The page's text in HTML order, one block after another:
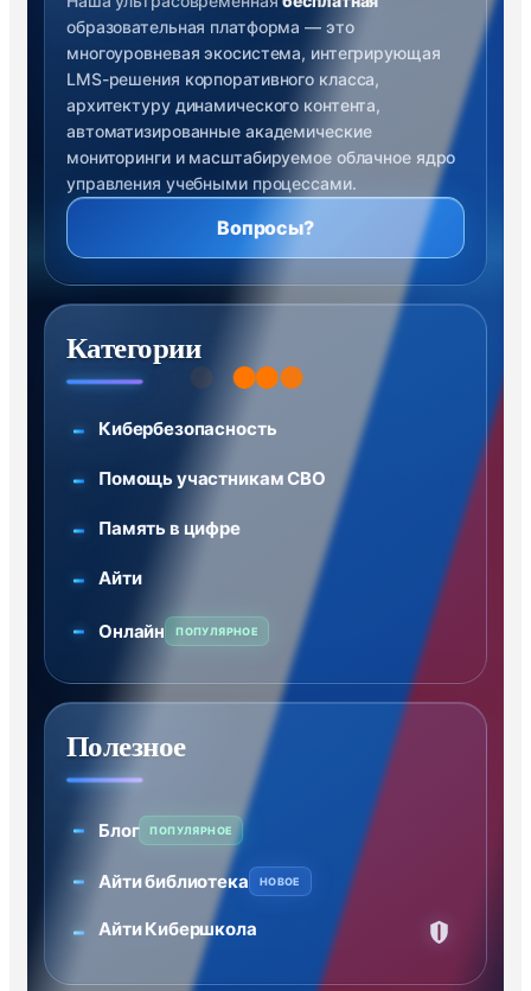
образовательная платформа — это
многоуровневая экосистема, интегрирующая
LMS-решения корпоративного класса,
архитектуру динамического контента,
автоматизированные академические
мониторинги и масштабируемое облачное ядро
управления учебными процессами.
Вопросы?
Категории
Кибербезопасность
Помощь участникам СВО
Память в цифре
Айти
Онлайн ПОПУЛЯРНОЕ
Полезное
Блог ПОПУЛЯРНОЕ
Айти библиотека НОВОЕ
Айти Кибершкола